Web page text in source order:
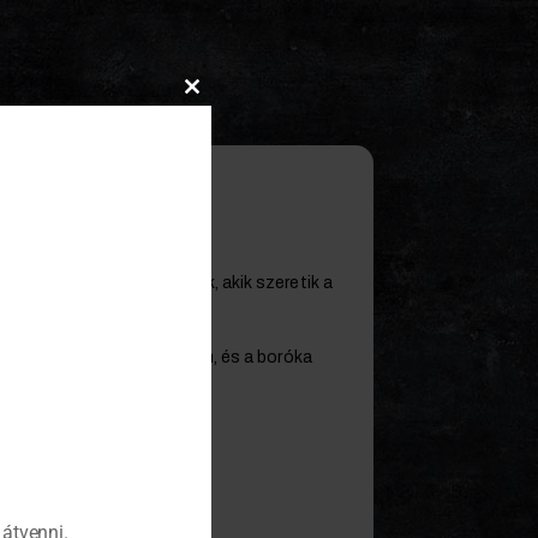
alapján azoknak főzzük, akik szeretik a
koriander, kardamom, és a boróka
Close